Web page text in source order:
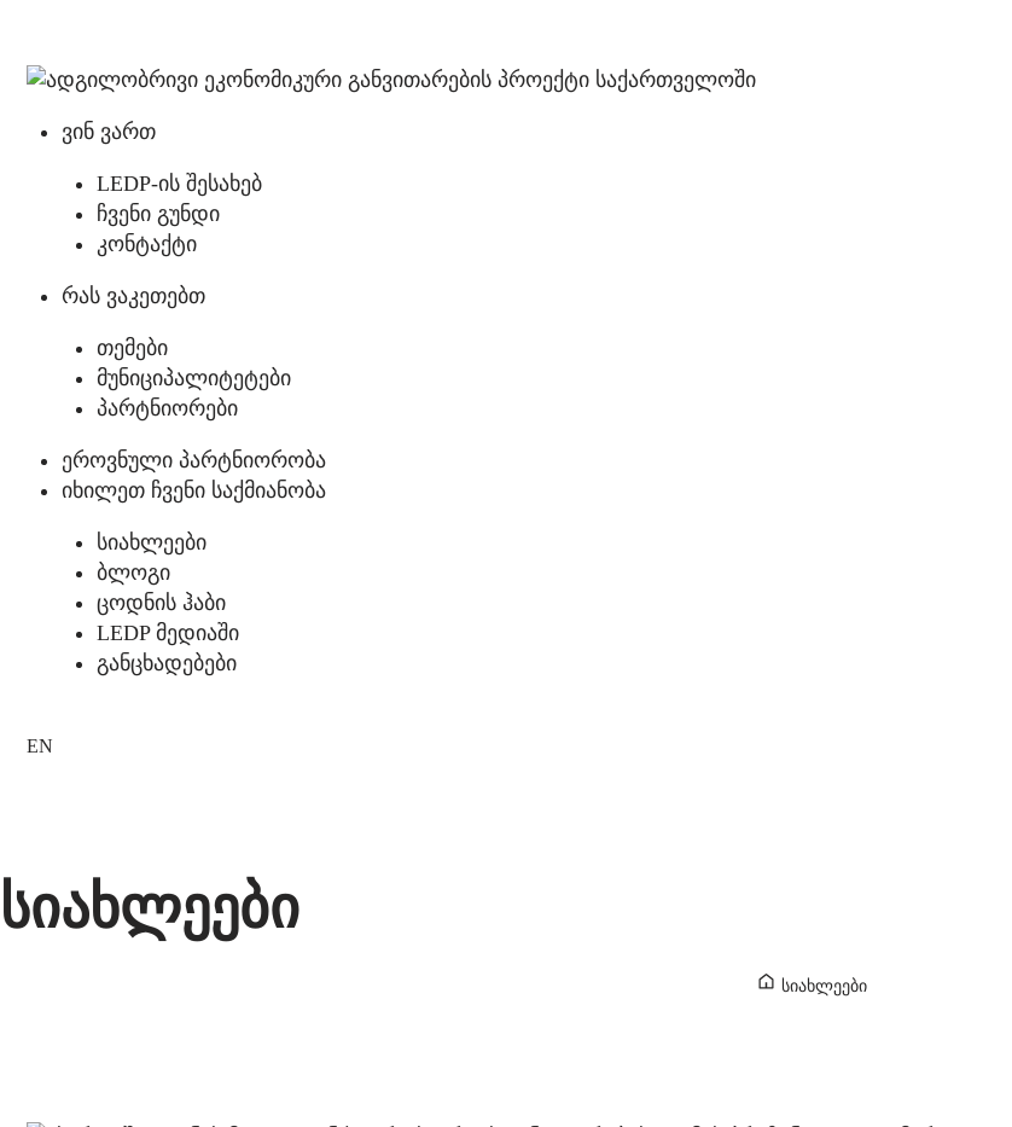
ვინ ვართ
LEDP-ის შესახებ
ჩვენი გუნდი
კონტაქტი
რას ვაკეთებთ
თემები
მუნიციპალიტეტები
პარტნიორები
ეროვნული პარტნიორობა
იხილეთ ჩვენი საქმიანობა
სიახლეები
ბლოგი
ცოდნის ჰაბი
LEDP მედიაში
განცხადებები
EN
სიახლეები
სიახლეები